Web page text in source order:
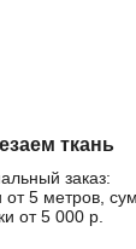
ткань
заказ:
от 5 метров,
от 5 000 р.